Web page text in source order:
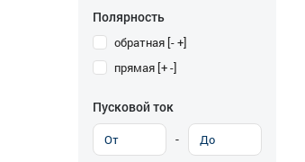
Полярность
обратная [- +]
прямая [+ -]
Пусковой ток
-